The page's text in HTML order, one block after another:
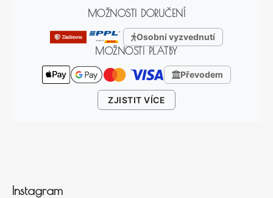
MOŽNOSTI DORUČENÍ
Osobní vyzvednutí
MOŽNOSTI PLATBY
Převodem
ZJISTIT VÍCE
Instagram